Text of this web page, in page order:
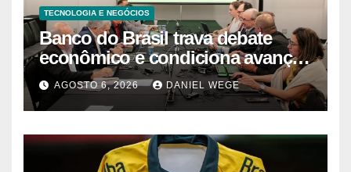
TECNOLOGIA E NEGÓCIOS
Banco do Brasil trava debate
econômico e condiciona avanços
à decisão da Fenaban | Contec
Brasil
AGOSTO 6, 2026 DANIEL WEGE